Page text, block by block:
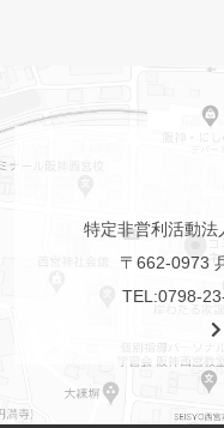
特定非営利活動法
〒662-0973
TEL:0798-